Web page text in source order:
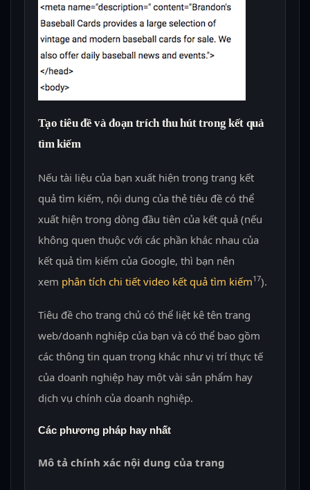
Tạo tiêu đề và đoạn trích thu hút trong kết quả
tìm kiếm
Nếu tài liệu của bạn xuất hiện trong trang kết
quả tìm kiếm, nội dung của thẻ tiêu đề có thể
xuất hiện trong dòng đầu tiên của kết quả (nếu
không quen thuộc với các phần khác nhau của
kết quả tìm kiếm của Google, thì bạn nên
xem phân tích chi tiết video kết quả tìm kiếm17).
Tiêu đề cho trang chủ có thể liệt kê tên trang
web/doanh nghiệp của bạn và có thể bao gồm
các thông tin quan trọng khác như vị trí thực tế
của doanh nghiệp hay một vài sản phẩm hay
dịch vụ chính của doanh nghiệp.
Các phương pháp hay nhất
Mô tả chính xác nội dung của trang